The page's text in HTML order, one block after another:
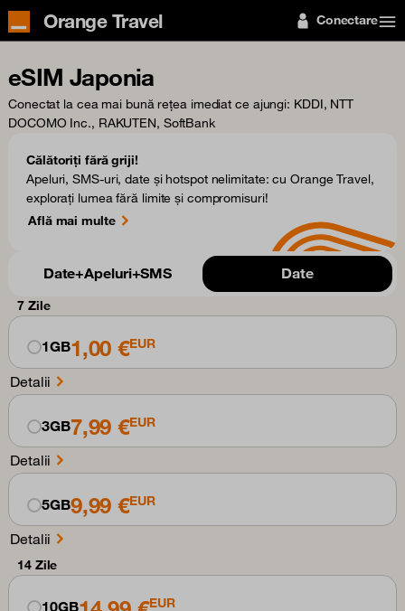
Orange Travel Conectare
eSIM Japonia
Conectat la cea mai bună rețea imediat ce ajungi: KDDI, NTT
DOCOMO Inc., RAKUTEN, SoftBank
Călătoriți fără griji!
Apeluri, SMS-uri, date și hotspot nelimitate: cu Orange Travel,
explorați lumea fără limite și compromisuri!
Află mai multe
Date+Apeluri+SMS Date
7 Zile
1GB1,00 €EUR
Detalii
3GB7,99 €EUR
Detalii
5GB9,99 €EUR
Detalii
14 Zile
10GB EUR